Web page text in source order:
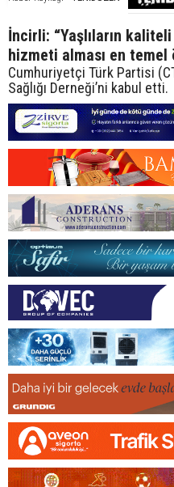
İncirli: “Yaşlıların
hizmeti alması en
Cumhuriyetçi Türk Partisi
Sağlığı Derneği’ni kabul etti.